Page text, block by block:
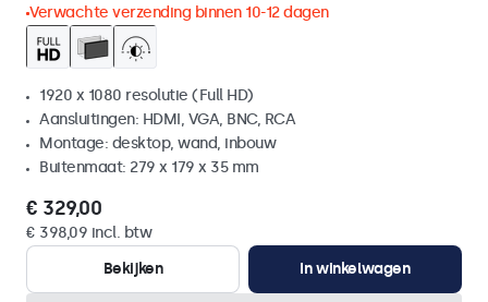
Verwachte verzending binnen 10-12 dagen
1920 x 1080 resolutie (Full HD)
Aansluitingen: HDMI, VGA, BNC, RCA
Montage: desktop, wand, inbouw
Buitenmaat: 279 x 179 x 35 mm
€ 329,00
€ 398,09 incl. btw
Bekijken
In winkelwagen